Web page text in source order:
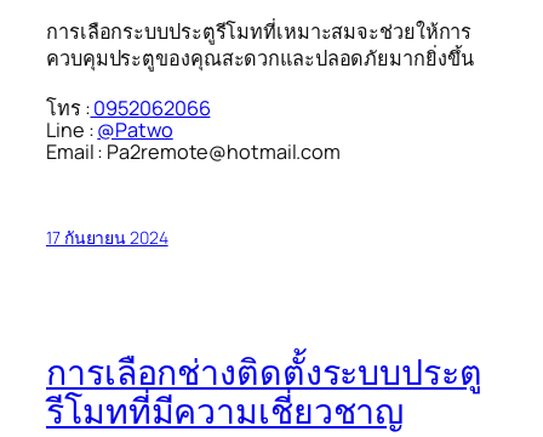
การเลือกระบบประตูรีโมทที่เหมาะสมจะช่วยให้การ
ควบคุมประตูของคุณสะดวกและปลอดภัยมากยิ่งขึ้น
โทร :0952062066
Line :@Patwo
Email : Pa2remote@hotmail.com
17 กันยายน 2024
การเลือกช่างติดตั้งระบบประตู
รีโมทที่มีความเชี่ยวชาญ